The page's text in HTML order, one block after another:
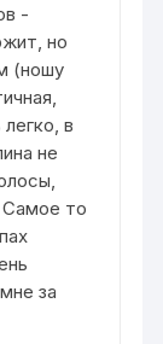
-
но
(ношу
в
не
то
за